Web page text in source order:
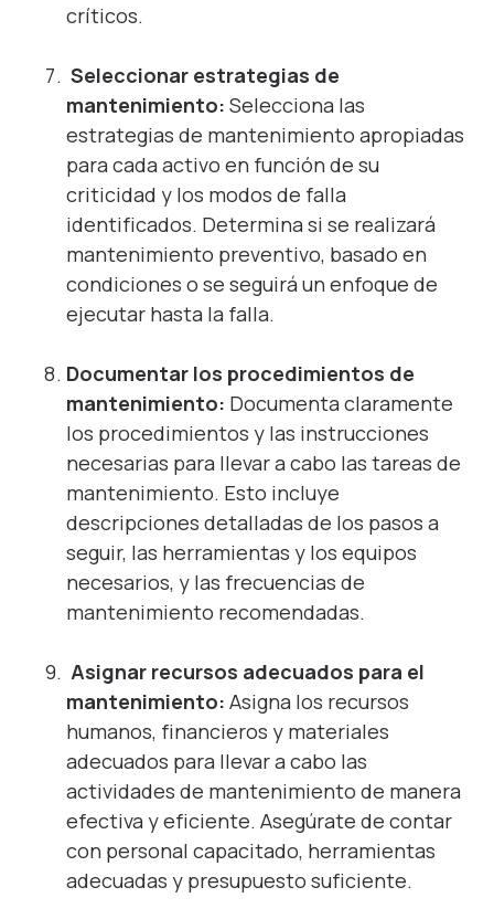
críticos.
Seleccionar estrategias de
mantenimiento: Selecciona las
estrategias de mantenimiento apropiadas
para cada activo en función de su
criticidad y los modos de falla
identificados. Determina si se realizará
mantenimiento preventivo, basado en
condiciones o se seguirá un enfoque de
ejecutar hasta la falla.
Documentar los procedimientos de
mantenimiento: Documenta claramente
los procedimientos y las instrucciones
necesarias para llevar a cabo las tareas de
mantenimiento. Esto incluye
descripciones detalladas de los pasos a
seguir, las herramientas y los equipos
necesarios, y las frecuencias de
mantenimiento recomendadas.
Asignar recursos adecuados para el
mantenimiento: Asigna los recursos
humanos, financieros y materiales
adecuados para llevar a cabo las
actividades de mantenimiento de manera
efectiva y eficiente. Asegúrate de contar
con personal capacitado, herramientas
adecuadas y presupuesto suficiente.